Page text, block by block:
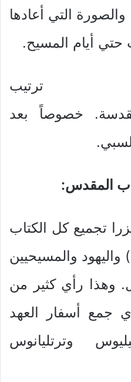
التي أعادها
أيام المسيح.
خصوصاً بعد
المقدس:
كل الكتاب
والمسيحيين
وهذا رأي كثير من
جمع أسفار العهد
وترتليانوس